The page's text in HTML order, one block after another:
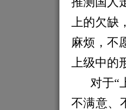
上的欠
麻烦，不
上级中
对于“
不满意、